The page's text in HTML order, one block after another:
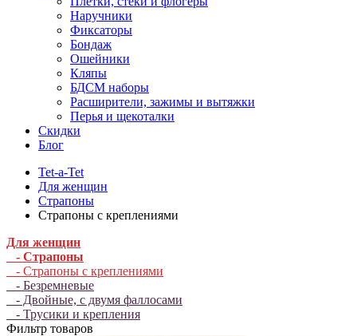
Наручники
Фиксаторы
Бондаж
Ошейники
Кляпы
БДСМ наборы
Расширители, зажимы и вытяжки
Перья и щекоталки
Скидки
Блог
Tet-a-Tet
Для женщин
Страпоны
Страпоны с креплениями
Для женщин
- Страпоны
- Страпоны с креплениями
- Безремневые
- Двойные, с двумя фаллосами
- Трусики и крепления
Фильтр товаров